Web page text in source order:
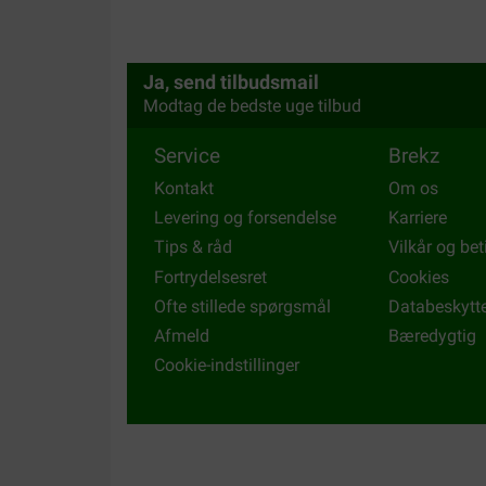
Ja, send tilbudsmail
Modtag de bedste uge tilbud
Service
Kontakt
Levering og forsendelse
Tips & råd
Fortrydelsesret
Ofte stillede spørgsmål
Afmeld
Cookie-indstillinger
Brekz
Om os
Karriere
Vilkår og
Cookies
Bæredygtig